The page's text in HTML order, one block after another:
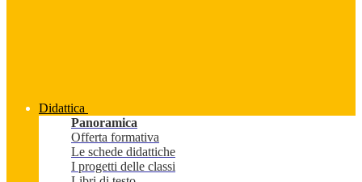
Didattica
Panoramica
Offerta formativa
Le schede didattiche
I progetti delle classi